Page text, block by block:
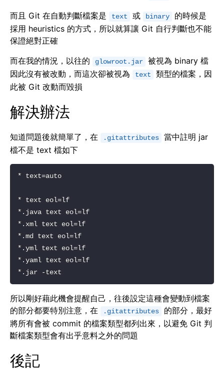
而且 Git 在自動判斷檔案是 text 或 binary
的時候是
採用 heuristics 的方式，所以就算讓 Git 自行判斷也不能
保證絕對正確
而在我的情況，以往的
glowroot.jar
被視為 binary 檔
因此沒有被改動，而這次卻被視為
text
類型的檔案，因
此被 Git 改動而毀損
解決辦法
知道問題後就簡單了，在 .gitattributes
當中註明 jar
檔不是 text 檔如下
所以剛好藉此機會提醒自己，往後設定這種會變動到檔案
的部分都要特別注意，在
.gitattributes
的部分，最好
將所有會被 commit 的檔案類型都列出來，以避免 Git 判
斷檔案類型會有出乎意料之外的問題
後記